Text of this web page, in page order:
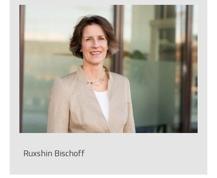
Ruxshin Bischoff